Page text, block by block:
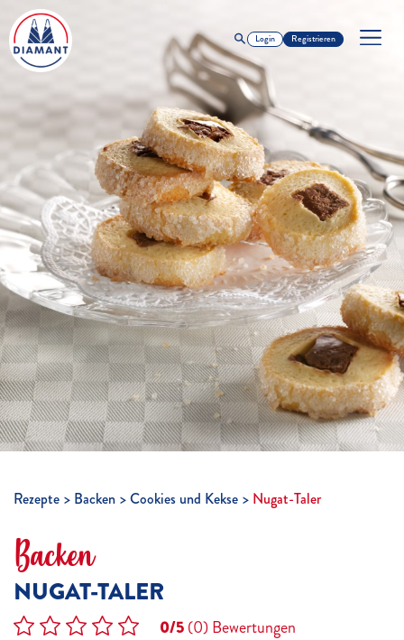
Login Registrieren
Rezepte Backen Cookies und Kekse Nugat-Taler
Backen
NUGAT-TALER
0/5(0)Bewertungen